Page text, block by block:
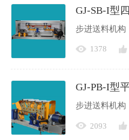
GJ-SB-I型
步进送料机构
1378
GJ-PB-I型
步进送料机构
2093